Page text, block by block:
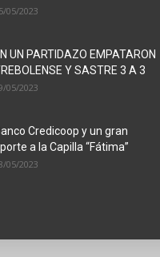
05/2023
UN PARTIDAZO EMPATARON
Y SASTRE 3 A 3
05/2023
Credicoop y un gran
a la Capilla “Fátima”
05/2023